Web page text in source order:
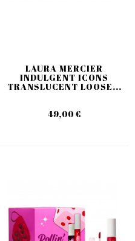
LAURA MERCIER
INDULGENT ICONS
TRANSLUCENT LOOSE...
49,00 €